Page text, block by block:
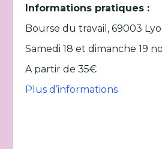
Informations pratiques :
Bourse du travail, 69003
Samedi 18 et dimanche 19
A partir de 35€
Plus d’informations